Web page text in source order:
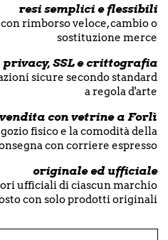
resi semplici e flessibili
rimborso veloce, cambio o
sostituzione merce
privacy, SSL e crittografia
sicure secondo standard
a regola d'arte
con vetrine a Forlì
fisico e la comodità della
con corriere espresso
originale ed ufficiale
ufficiali di ciascun marchio
con solo prodotti originali